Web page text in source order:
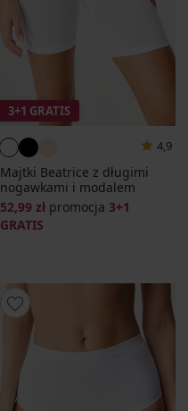
3+1 GRATIS
4,9
Majtki Beatrice z długimi
nogawkami i modalem
52,99 zł promocja 3+1
GRATIS